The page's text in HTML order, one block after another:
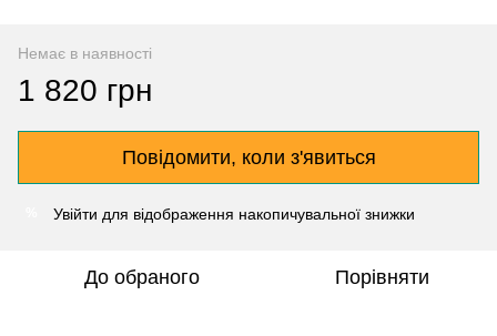
Немає в наявності
1 820 грн
Повідомити, коли з'явиться
Увійти для відображення накопичувальної знижки
До обраного Порівняти